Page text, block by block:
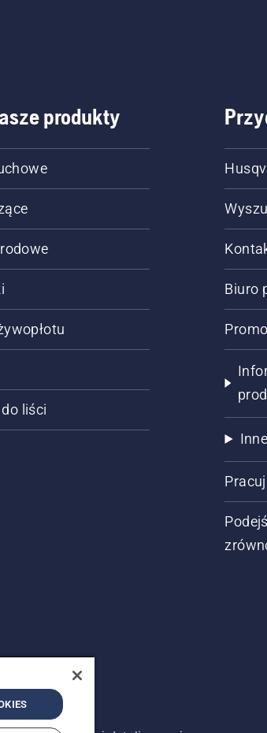
produkty
liści
Biuro